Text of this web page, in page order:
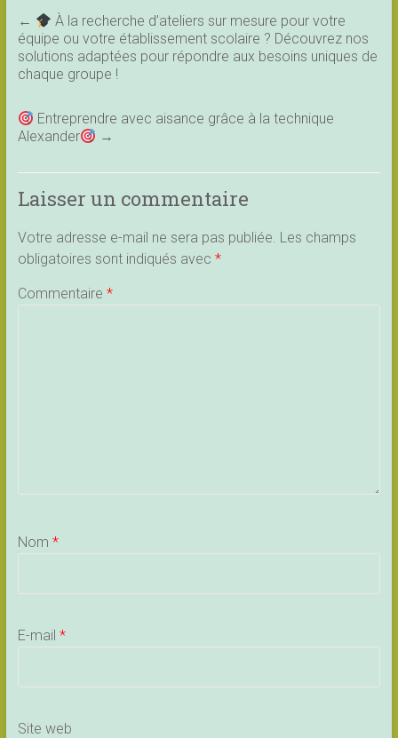
←
À la recherche d’ateliers sur mesure pour votre
équipe ou votre établissement scolaire ? Découvrez nos
solutions adaptées pour répondre aux besoins uniques de
chaque groupe !
Entreprendre avec aisance grâce à la technique
Alexander
→
Laisser un commentaire
Votre adresse e-mail ne sera pas publiée. Les champs
obligatoires sont indiqués avec *
Commentaire *
Nom *
E-mail *
Site web